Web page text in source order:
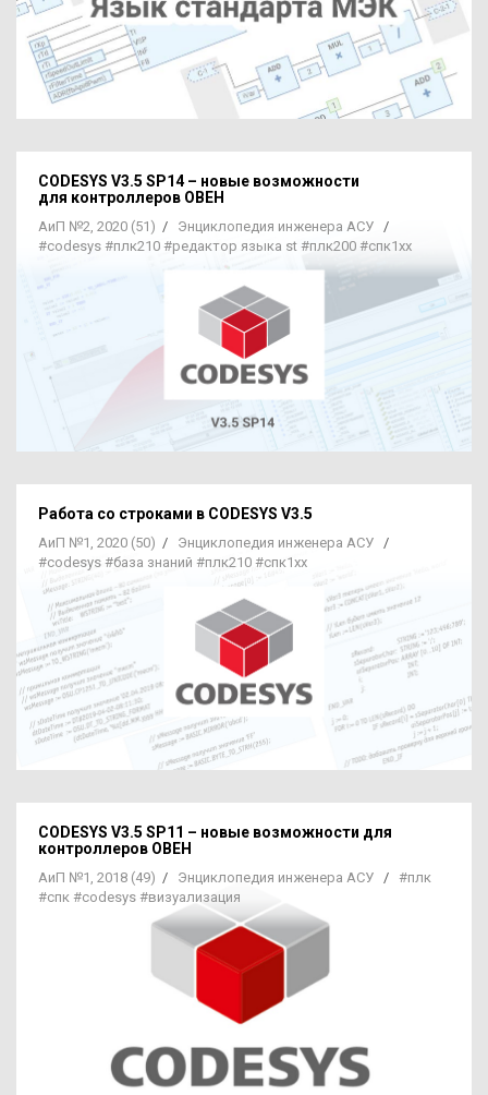
CODESYS V3.5 SP14 – новые возможности
для контроллеров ОВЕН
АиП №2, 2020 (51) / Энциклопедия инженера АСУ /
#codesys #плк210 #редактор языка st #плк200 #спк1хх
Работа со строками в CODESYS V3.5
АиП №1, 2020 (50) / Энциклопедия инженера АСУ /
#codesys #база знаний #плк210 #спк1хх
CODESYS V3.5 SP11 – новые возможности для
контроллеров ОВЕН
АиП №1, 2018 (49) / Энциклопедия инженера АСУ / #плк
#спк #codesys #визуализация